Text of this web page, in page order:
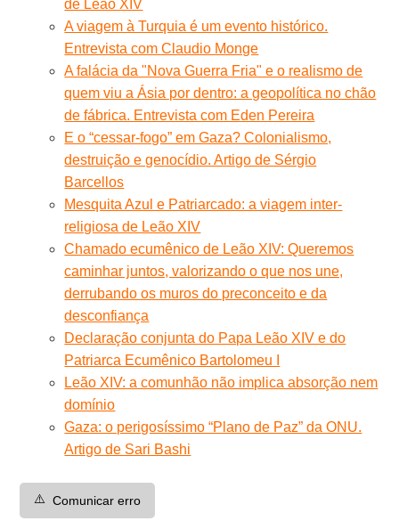
de Leão XIV
A viagem à Turquia é um evento histórico.
Entrevista com Claudio Monge
A falácia da "Nova Guerra Fria" e o realismo de
quem viu a Ásia por dentro: a geopolítica no chão
de fábrica. Entrevista com Eden Pereira
E o “cessar-fogo” em Gaza? Colonialismo,
destruição e genocídio. Artigo de Sérgio
Barcellos
Mesquita Azul e Patriarcado: a viagem inter-
religiosa de Leão XIV
Chamado ecumênico de Leão XIV: Queremos
caminhar juntos, valorizando o que nos une,
derrubando os muros do preconceito e da
desconfiança
Declaração conjunta do Papa Leão XIV e do
Patriarca Ecumênico Bartolomeu I
Leão XIV: a comunhão não implica absorção nem
domínio
Gaza: o perigosíssimo “Plano de Paz” da ONU.
Artigo de Sari Bashi
⚠️ Comunicar erro